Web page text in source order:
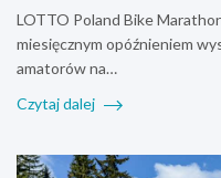
LOTTO Poland Bike
miesięcznym opóźnieniem
amatorów na…
Czytaj dalej